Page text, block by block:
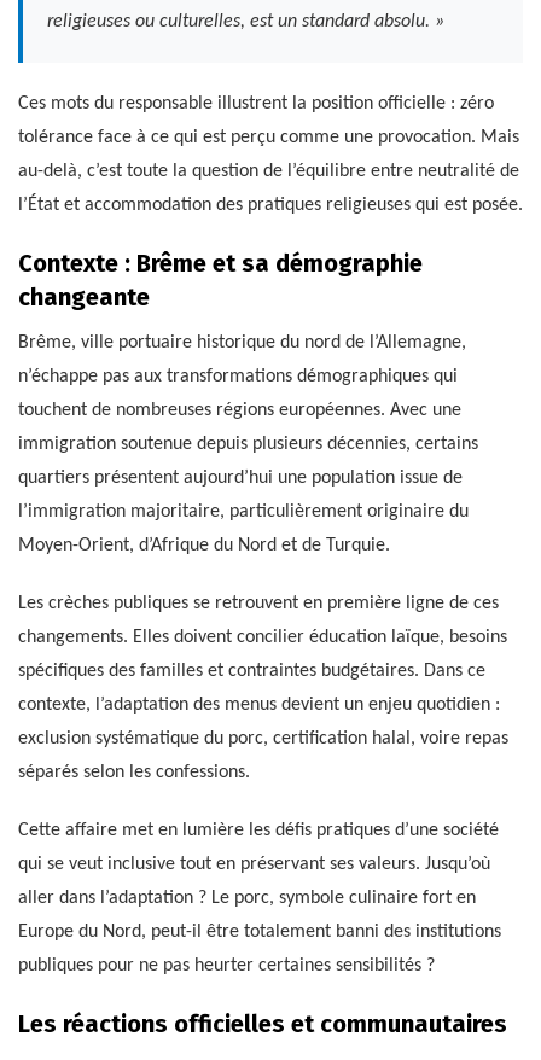
religieuses ou culturelles, est un standard absolu. »
Ces mots du responsable illustrent la position officielle : zéro
tolérance face à ce qui est perçu comme une provocation. Mais
au-delà, c’est toute la question de l’équilibre entre neutralité de
l’État et accommodation des pratiques religieuses qui est posée.
Contexte : Brême et sa démographie
changeante
Brême, ville portuaire historique du nord de l’Allemagne,
n’échappe pas aux transformations démographiques qui
touchent de nombreuses régions européennes. Avec une
immigration soutenue depuis plusieurs décennies, certains
quartiers présentent aujourd’hui une population issue de
l’immigration majoritaire, particulièrement originaire du
Moyen-Orient, d’Afrique du Nord et de Turquie.
Les crèches publiques se retrouvent en première ligne de ces
changements. Elles doivent concilier éducation laïque, besoins
spécifiques des familles et contraintes budgétaires. Dans ce
contexte, l’adaptation des menus devient un enjeu quotidien :
exclusion systématique du porc, certification halal, voire repas
séparés selon les confessions.
Cette affaire met en lumière les défis pratiques d’une société
qui se veut inclusive tout en préservant ses valeurs. Jusqu’où
aller dans l’adaptation ? Le porc, symbole culinaire fort en
Europe du Nord, peut-il être totalement banni des institutions
publiques pour ne pas heurter certaines sensibilités ?
Les réactions officielles et communautaires